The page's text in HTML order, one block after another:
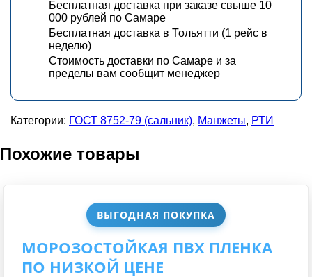
ВЫГОДНАЯ ПОКУПКА
МОРОЗОСТОЙКАЯ ПВХ ПЛЕНКА
ПО НИЗКОЙ ЦЕНЕ
Бесплатная доставка при заказе свыше 10
000 рублей по Самаре
Бесплатная доставка в Тольятти (1 рейс в
неделю)
Стоимость доставки по Самаре и за
пределы вам сообщит менеджер
Категории: ГОСТ 8752-79 (сальник), Манжеты, РТИ
Похожие товары